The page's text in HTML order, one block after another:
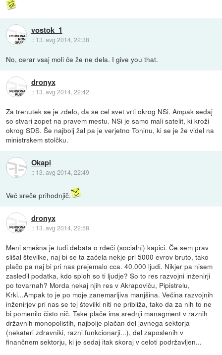
vostok_1
:: 13. avg 2014, 22:38
No, cerar vsaj moli če že ne dela. I give you that.
dronyx
:: 13. avg 2014, 22:42
Za trenutek se je zdelo, da se cel svet vrti okrog NSi. Ampak sedaj
so stvari zopet na pravem mestu. NSi je samo mali satelit, ki kroži
okrog SDS. Še najbolj žal pa je verjetno Toninu, ki se je že videl na
ministrskem stolčku.
Okapi
:: 13. avg 2014, 22:49
Več sreče prihodnjič.
dronyx
:: 13. avg 2014, 22:58
Meni smešna je tudi debata o rdeči (socialni) kapici. Če sem prav
slišal številke, naj bi se ta zaćela nekje pri 5000 evrov bruto, tako
plačo pa naj bi pri nas prejemalo cca. 40.000 ljudi. Nikjer pa nisem
zasledil podatka, kdo sploh so ti ljudje? So to res razvojni inženirji
po tovarnah? Morda nekaj njih res v Akrapoviču, Pipistrelu,
Krki...Ampak to je po moje zanemarljiva manjšina. Večina razvojnih
inženirjev pri nas se tej številki niti ne približa, tako da za nih to ne
bi pomenilo čisto nič. Take plače ima srednji managment v raznih
državnih monopolistih, najbolje plačan del javnega sektorja
(nekateri zdravniki, razni funkcionarji...), del zaposlenih v
finančnem sektorju, ki je sedaj itak skoraj v celoti podržavljen...